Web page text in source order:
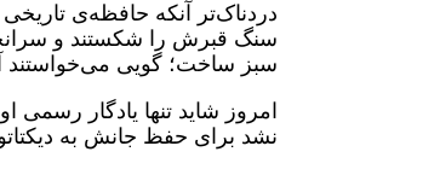
دردناک‌تر آنکه حافظه‌ی
سنگ قبرش را شکستند و
سبز ساخت؛ گویی می‌خواستند
امروز شاید تنها یادگار رسمی
نشد برای حفظ جانش به